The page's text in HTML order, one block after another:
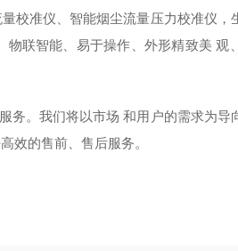
校准仪、智能烟尘流量压力校准仪，
物联智能、易于操作、外形精致美 观
务。我们将以市场 和用户的需求为导
效的售前、售后服务。